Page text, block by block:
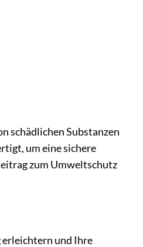
schädlichen Substanzen
um eine sichere
zum Umweltschutz
erleichtern und Ihre